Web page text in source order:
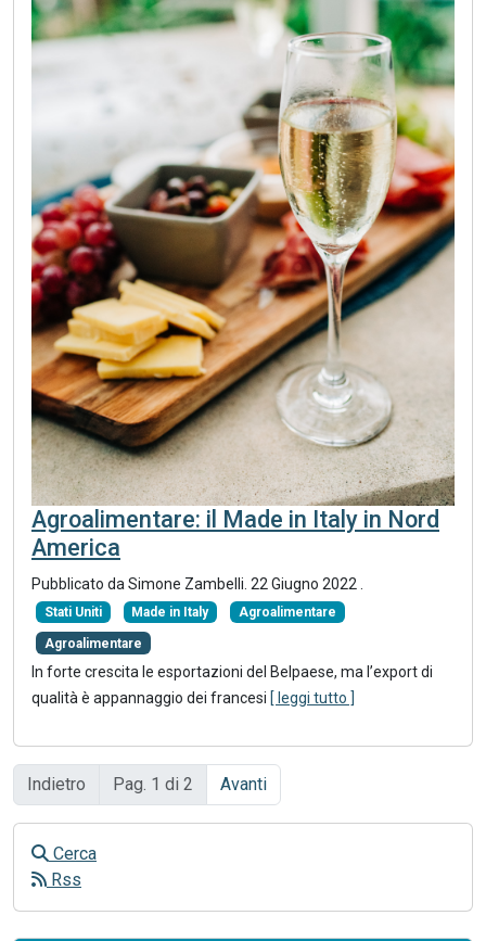
Agroalimentare: il Made in Italy in Nord
America
Pubblicato da Simone Zambelli. 22 Giugno 2022
Stati Uniti Made in Italy Agroalimentare
Agroalimentare
In forte crescita le esportazioni del Belpaese, ma l’export di
qualità è appannaggio dei francesi [ leggi tutto ]
Indietro Pag. 1 di 2 Avanti
Cerca
Rss